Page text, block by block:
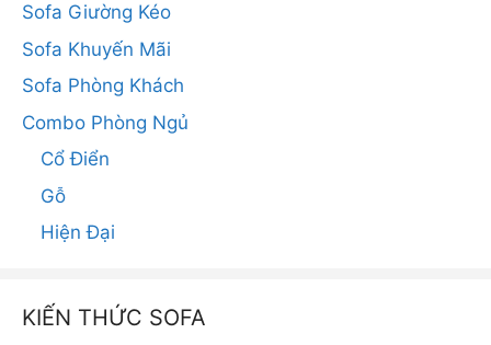
Sofa Giường Kéo
Sofa Khuyến Mãi
Sofa Phòng Khách
Combo Phòng Ngủ
Cổ Điển
Gỗ
Hiện Đại
KIẾN THỨC SOFA